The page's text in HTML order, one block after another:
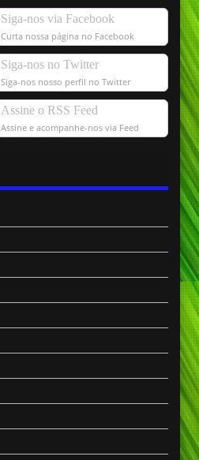
Siga-nos via Facebook
Curta nossa página no Facebook
Siga-nos no Twitter
Siga-nos nosso perfil no Twitter
Assine o RSS Feed
Assine e acompanhe-nos via Feed